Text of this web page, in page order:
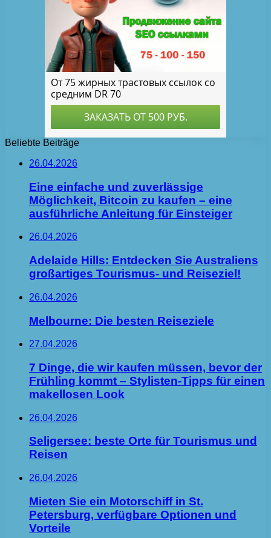
Beliebte Beiträge
26.04.2026
Eine einfache und zuverlässige
Möglichkeit, Bitcoin zu kaufen – eine
ausführliche Anleitung für Einsteiger
26.04.2026
Adelaide Hills: Entdecken Sie Australiens
großartiges Tourismus- und Reiseziel!
26.04.2026
Melbourne: Die besten Reiseziele
27.04.2026
7 Dinge, die wir kaufen müssen, bevor der
Frühling kommt – Stylisten-Tipps für einen
makellosen Look
26.04.2026
Seligersee: beste Orte für Tourismus und
Reisen
26.04.2026
Mieten Sie ein Motorschiff in St.
Petersburg, verfügbare Optionen und
Vorteile